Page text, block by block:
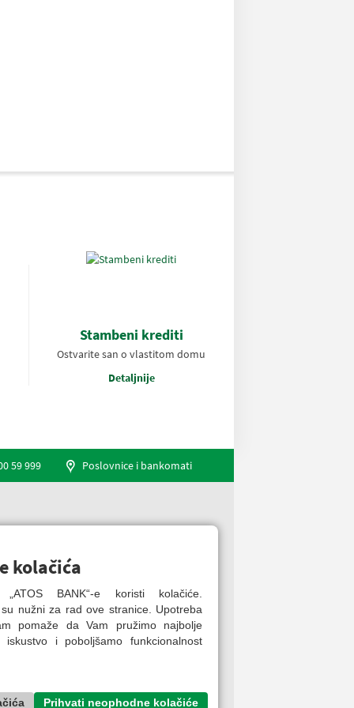
Stambeni krediti
Ostvarite san o vlastitom domu
Detaljnije
59 999 Poslovnice i bankomati
kolačića
BANK“-e koristi kolačiće.
nužni za rad ove stranice. Upotreba
pomaže da Vam pružimo najbolje
iskustvo i poboljšamo funkcionalnost
Prihvati neophodne kolačiće